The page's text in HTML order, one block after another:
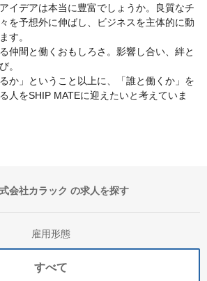
イデアは本当に豊富でしょうか。良質なチ
を予想外に伸ばし、ビジネスを主体的に動
す。
仲間と働くおもしろさ。影響し合い、絆と
。
か」ということ以上に、「誰と働くか」を
人をSHIP MATEに迎えたいと考えていま
会社カラック の求人を探す
雇用形態
すべて